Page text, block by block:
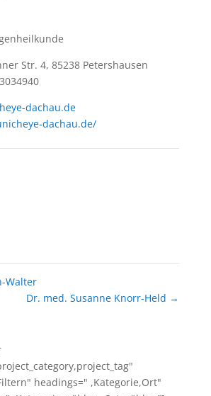
Str. 4, 85238 Petershausen
dachau.de
dachau.de/
Walter
Dr. med. Susanne Knorr-Held →
headings=" ,Kategorie,Ort"